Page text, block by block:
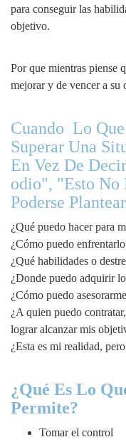
para conseguir las
objetivo.
Por que mientras piense
mejorar y de vencer a su
Cuando Lo
Superar Una
En Vez De
odio", "Esto No
Poderse
¿Qué puedo hacer para
¿Cómo puedo
¿Qué habilidades o
¿Donde puedo adquirir
¿Cómo puedo
¿A quien puedo
lograr alcanzar mis
¿Esta es mi realidad,
¿Qué Es Lo
Permite?
Tomar el control